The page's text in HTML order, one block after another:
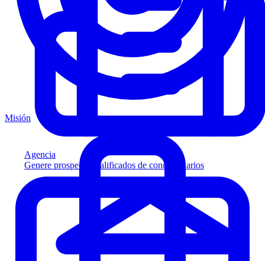
Agencia
Genere prospectos calificados de concesionarios
Misión